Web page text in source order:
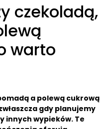
czekoladą,
warto
a polewą cukrową
gdy planujemy
innych wypieków. Te